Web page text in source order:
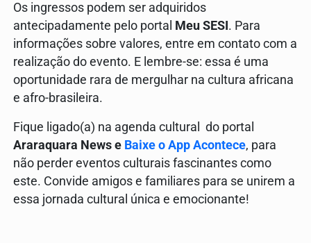
Os ingressos podem ser adquiridos
antecipadamente pelo portal Meu SESI . Para
informações sobre valores, entre em contato com a
realização do evento. E lembre-se: essa é uma
oportunidade rara de mergulhar na cultura africana
e afro-brasileira.
Fique ligado(a) na agenda cultural do portal
Araraquara News e Baixe o App Acontece, para
não perder eventos culturais fascinantes como
este. Convide amigos e familiares para se unirem a
essa jornada cultural única e emocionante!